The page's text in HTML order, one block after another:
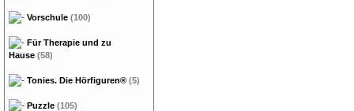
Vorschule (100)
Für Therapie und zu
Hause (58)
Tonies. Die Hörfiguren® (5)
Puzzle (105)